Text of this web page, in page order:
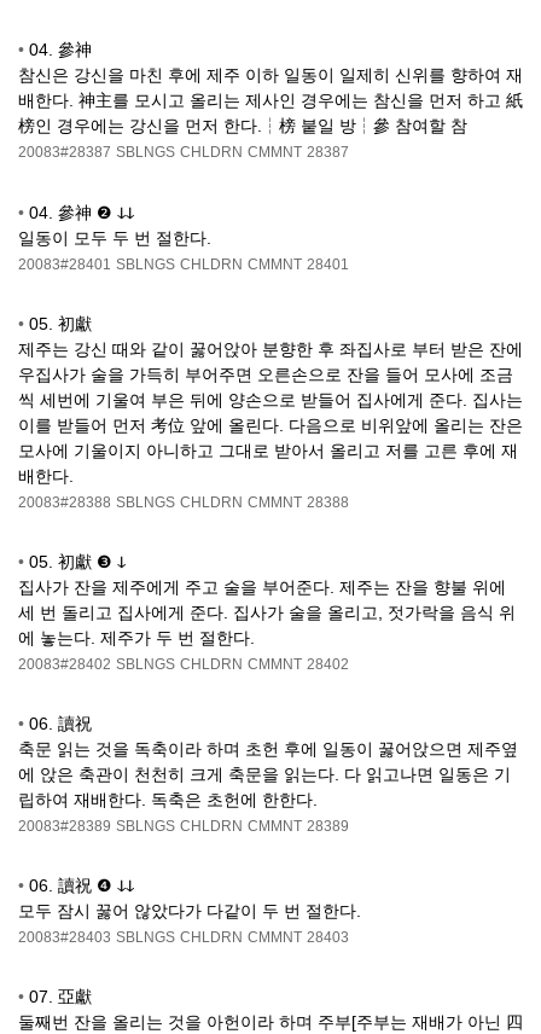
• 04. 參神
참신은 강신을 마친 후에 제주 이하 일동이 일제히 신위를 향하여 재
배한다. 神主를 모시고 올리는 제사인 경우에는 참신을 먼저 하고 紙
榜인 경우에는 강신을 먼저 한다.┆榜 붙일 방┆參 참여할 참
20083#28387 SBLNGS CHLDRN CMMNT 28387
• 04. 參神 ❷ ↆↆ
일동이 모두 두 번 절한다.
20083#28401 SBLNGS CHLDRN CMMNT 28401
• 05. 初獻
제주는 강신 때와 같이 꿇어앉아 분향한 후 좌집사로 부터 받은 잔에
우집사가 술을 가득히 부어주면 오른손으로 잔을 들어 모사에 조금
씩 세번에 기울여 부은 뒤에 양손으로 받들어 집사에게 준다. 집사는
이를 받들어 먼저 考位 앞에 올린다. 다음으로 비위앞에 올리는 잔은
모사에 기울이지 아니하고 그대로 받아서 올리고 저를 고른 후에 재
배한다.
20083#28388 SBLNGS CHLDRN CMMNT 28388
• 05. 初獻 ❸ ↆ
집사가 잔을 제주에게 주고 술을 부어준다. 제주는 잔을 향불 위에
세 번 돌리고 집사에게 준다. 집사가 술을 올리고, 젓가락을 음식 위
에 놓는다. 제주가 두 번 절한다.
20083#28402 SBLNGS CHLDRN CMMNT 28402
• 06. 讀祝
축문 읽는 것을 독축이라 하며 초헌 후에 일동이 꿇어앉으면 제주옆
에 앉은 축관이 천천히 크게 축문을 읽는다. 다 읽고나면 일동은 기
립하여 재배한다. 독축은 초헌에 한한다.
20083#28389 SBLNGS CHLDRN CMMNT 28389
• 06. 讀祝 ❹ ↆↆ
모두 잠시 꿇어 않았다가 다같이 두 번 절한다.
20083#28403 SBLNGS CHLDRN CMMNT 28403
• 07. 亞獻
둘째번 잔을 올리는 것을 아헌이라 하며 주부[주부는 재배가 아닌 四